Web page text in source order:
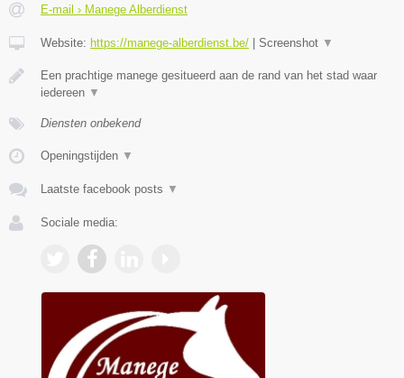
E-mail › Manege Alberdienst
Website: https://manege-alberdienst.be/ | Screenshot ▼
Een prachtige manege gesitueerd aan de rand van het stad waar
iedereen ▼
Diensten onbekend
Openingstijden ▼
Laatste facebook posts ▼
Sociale media: